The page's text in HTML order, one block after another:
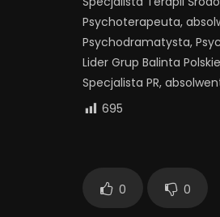
Psychoterapeuta,
Psychodramatysta,
Lider Grup Balinta
Specjalista PR,
695
0 0